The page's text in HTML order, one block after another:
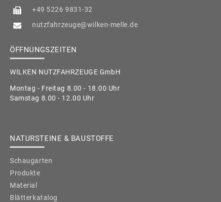
+49 5226 9831-32
nutzfahrzeuge@wilken-melle.de
ÖFFNUNGSZEITEN
WILKEN NUTZFAHRZEUGE GmbH
Montag - Freitag 8.00 - 18.00 Uhr
Samstag 8.00 - 12.00 Uhr
NATURSTEINE & BAUSTOFFE
Schaugarten
Produkte
Material
Blätterkatalog